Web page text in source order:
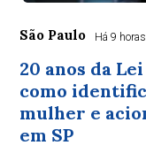
São Paulo Há 9 horas
20 anos da
como
mulher e
em SP